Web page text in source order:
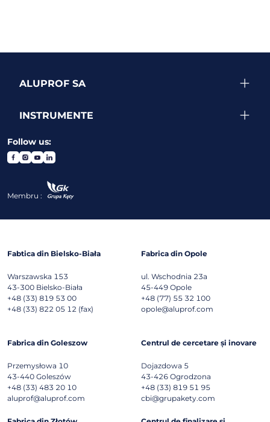
ALUPROF SA
INSTRUMENTE
Follow us:
Membru :
Fabtica din Bielsko-Biała
Warszawska 153
43-300 Bielsko-Biała
+48 (33) 819 53 00
+48 (33) 822 05 12 (fax)
Fabrica din Opole
ul. Wschodnia 23a
45-449 Opole
+48 (77) 55 32 100
opole@aluprof.com
Fabrica din Goleszow
Przemysłowa 10
43-440 Goleszów
+48 (33) 483 20 10
aluprof@aluprof.com
Centrul de cercetare și inovare
Dojazdowa 5
43-426 Ogrodzona
+48 (33) 819 51 95
cbi@grupakety.com